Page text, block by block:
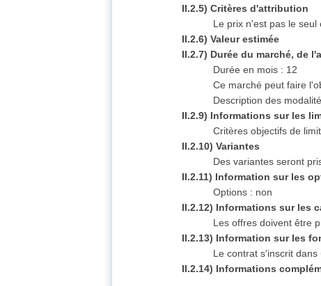
II.2.5) Critères d'attribution
Le prix n'est pas le
II.2.6) Valeur estimée
II.2.7) Durée du marché, de
Durée en mois : 12
Ce marché peut faire
Description des
II.2.9) Informations sur les
Critères objectifs de
II.2.10) Variantes
Des variantes seront
II.2.11) Information sur les
Options : non
II.2.12) Informations sur les
Les offres doivent être
II.2.13) Information sur les
Le contrat s'inscrit
II.2.14) Informations